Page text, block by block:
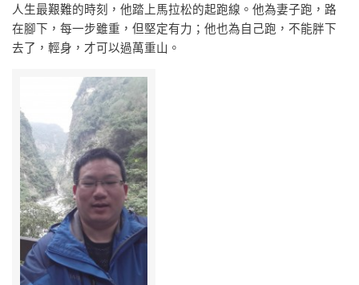
人生最艱難的時刻，他踏上馬拉松的起跑線。他為妻子跑，路
在腳下，每一步雖重，但堅定有力；他也為自己跑，不能胖下
去了，輕身，才可以過萬重山。